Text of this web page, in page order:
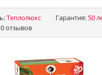
Теплолюкс Гарантия: 50
0 отзывов